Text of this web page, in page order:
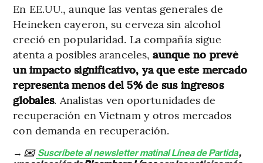
En EE.UU., aunque las ventas generales de
Heineken cayeron, su cerveza sin alcohol
creció en popularidad. La compañía sigue
atenta a posibles aranceles,aunque no prevé
un impacto significativo, ya que este mercado
representa menos del 5% de sus ingresos
globales. Analistas ven oportunidades de
recuperación en Vietnam y otros mercados
con demanda en recuperación.
→ ✉️ Suscríbete al newsletter matinal Línea de Partida,